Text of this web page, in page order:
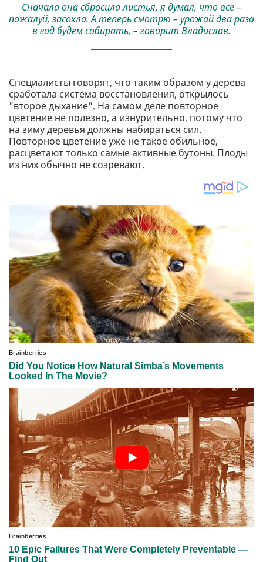
Сначала она сбросила листья, я думал, что все –
пожалуй, засохла. А теперь смотрю – урожай два раза
в год будем собирать, – говорит Владислав.
Специалисты говорят, что таким образом у дерева
сработала система восстановления, открылось
"второе дыхание". На самом деле повторное
цветение не полезно, а изнурительно, потому что
на зиму деревья должны набираться сил.
Повторное цветение уже не такое обильное,
расцветают только самые активные бутоны. Плоды
из них обычно не созревают.